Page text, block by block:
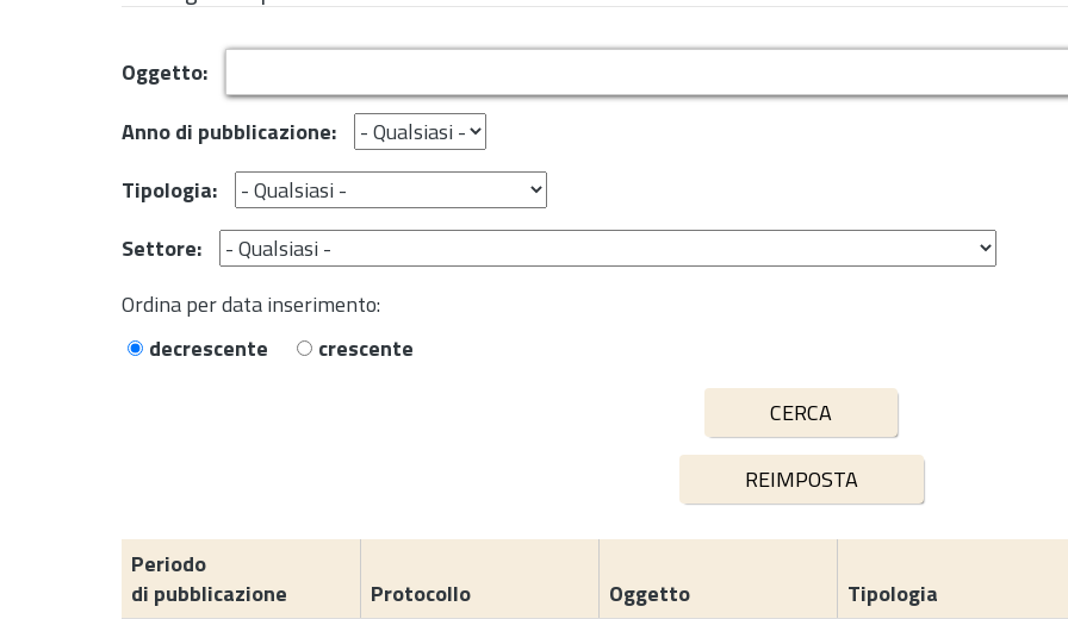
Oggetto:
Anno di pubblicazione:
Tipologia:
Settore:
Ordina per data inserimento:
decrescente
crescente
Periodo
di pubblicazione
Protocollo Oggetto Tipologia